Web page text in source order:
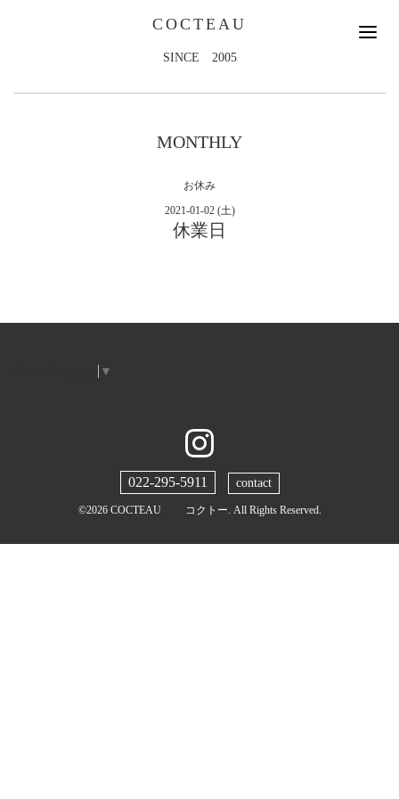
COCTEAU
SINCE 2005
MONTHLY
お休み
2021-01-02 (土)
休業日
▼
022-295-5911 contact
©2026 COCTEAU コクトー. All Rights Reserved.